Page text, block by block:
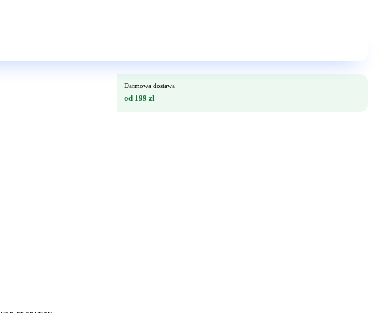
Darmowa dostawa
od 199 zł